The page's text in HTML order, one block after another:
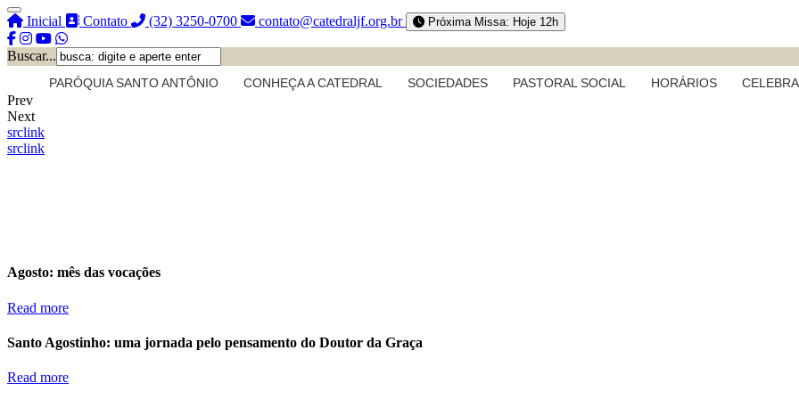
Inicial Contato (32) 3250-0700 contato@catedraljf.org.br Próxima Missa: Hoje 12h
Buscar...
PARÓQUIA SANTO ANTÔNIO CONHEÇA A CATEDRAL SOCIEDADES PASTORAL SOCIAL HORÁRIOS
Prev
Next
srclink
srclink
Agosto: mês das vocações
Read more
Santo Agostinho: uma jornada pelo pensamento do Doutor da Graça
Read more